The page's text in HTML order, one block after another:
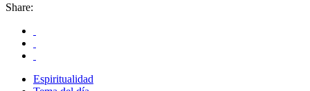
Share:
Espiritualidad